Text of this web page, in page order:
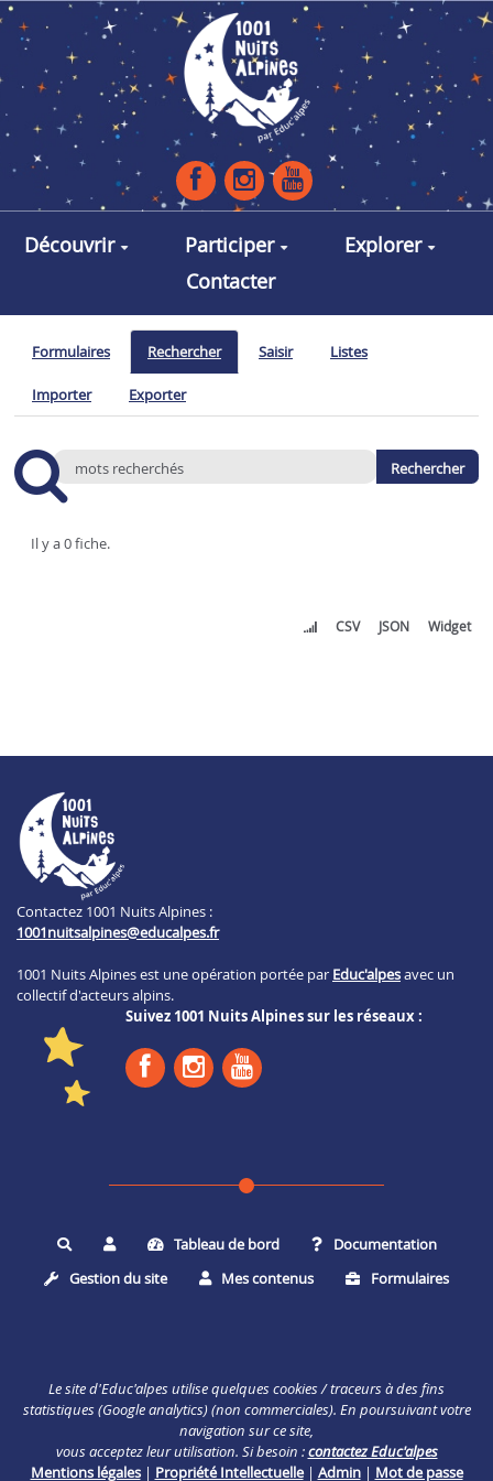
Aller au contenu principal
Découvrir Participer
Explorer
Contacter
Formulaires Rechercher Saisir Listes
Importer Exporter
Il y a 0 fiche.
CSV JSON Widget
Contactez 1001 Nuits Alpines :
1001nuitsalpines@educalpes.fr
1001 Nuits Alpines est une opération portée par Educ'alpesavec un
collectif d'acteurs alpins.
Suivez 1001 Nuits Alpines sur les réseaux :
Rechercher Tableau de bord
Documentation
Gestion du site
Mes contenus Formulaires
Le site d'Educ'alpes utilise quelques cookies / traceurs à des fins
statistiques (Google analytics) (non commerciales). En poursuivant votre
navigation sur ce site,
vous acceptez leur utilisation. Si besoin :contactez Educ'alpes
Mentions légales| Propriété Intellectuelle| Admin| Mot de passe